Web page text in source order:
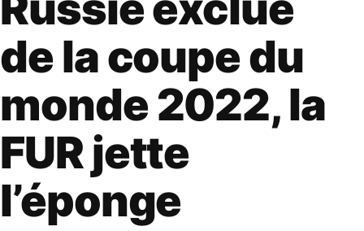
de la coupe du
monde 2022, la
FUR jette
l’éponge